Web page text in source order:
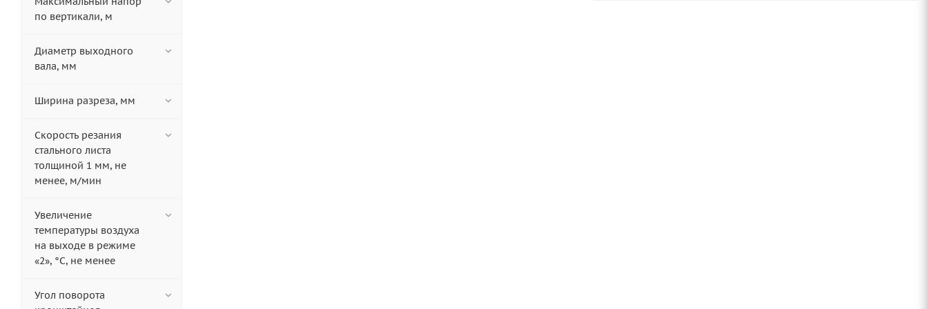
по вертикали, м
Диаметр выходного
вала, мм
Ширина разреза, мм
Скорость резания
стального листа
толщиной 1 мм, не
менее, м/мин
Увеличение
температуры воздуха
на выходе в режиме
«2», °С, не менее
Угол поворота